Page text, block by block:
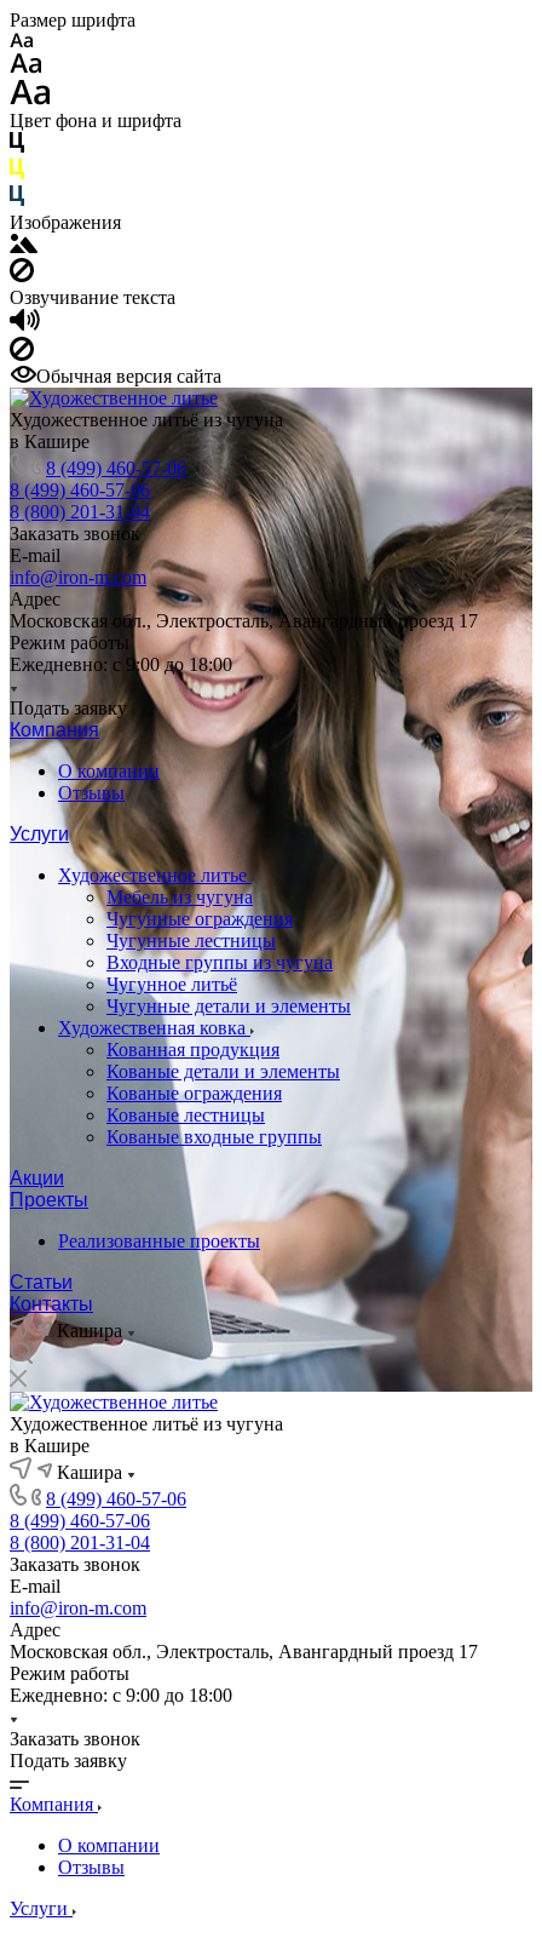
Размер шрифта
Цвет фона и шрифта
Изображения
Озвучивание текста
Обычная версия сайта
Художественное литьё из чугуна
в Кашире
8 (499) 460-57-06
8 (499) 460-57-06
8 (800) 201-31-04
Заказать звонок
E-mail
info@iron-m.com
Адрес
Московская обл., Электросталь, Авангардный проезд 17
Режим работы
Ежедневно: с 9:00 до 18:00
Подать заявку
Компания
О компании
Отзывы
Услуги
Художественное литье
Мебель из чугуна
Чугунные ограждения
Чугунные лестницы
Входные группы из чугуна
Чугунное литьё
Чугунные детали и элементы
Художественная ковка
Кованная продукция
Кованые детали и элементы
Кованые ограждения
Кованые лестницы
Кованые входные группы
Акции
Проекты
Реализованные проекты
Статьи
Контакты
Кашира
Художественное литьё из чугуна
в Кашире
Кашира
8 (499) 460-57-06
8 (499) 460-57-06
8 (800) 201-31-04
Заказать звонок
E-mail
info@iron-m.com
Адрес
Московская обл., Электросталь, Авангардный проезд 17
Режим работы
Ежедневно: с 9:00 до 18:00
Заказать звонок
Подать заявку
Компания
О компании
Отзывы
Услуги